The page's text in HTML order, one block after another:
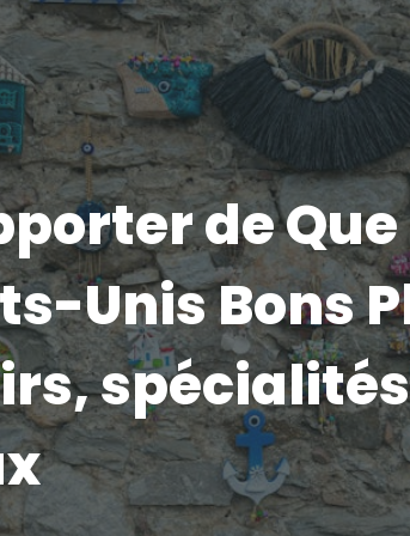
de
Unis Bons